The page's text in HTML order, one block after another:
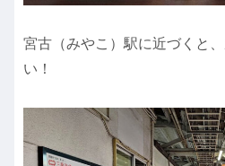
宮古（みやこ）駅に近づくと
い！